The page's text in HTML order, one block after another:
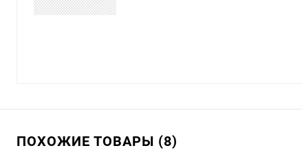
ПОХОЖИЕ ТОВАРЫ (8)